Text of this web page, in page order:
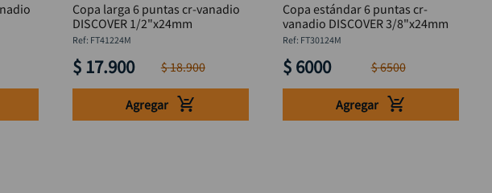
Copa larga 6 puntas cr-vanadio
DISCOVER 1/2"x24mm
: FT41224M
$ 17.900 $18.900
Agregar
Copa estándar 6 puntas cr-
vanadio DISCOVER 3/8"x24mm
: FT30124M
$ 6000 $6500
Agregar